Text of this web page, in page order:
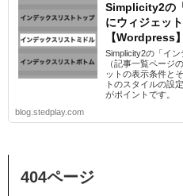
Simplicity2の
にウィジェッ
【Wordpress】
Simplicity2の「イ
（記事一覧ページ
ットの表示条件と
トのスタイルの設
がポイントです。
blog.stedplay.com
404ページ